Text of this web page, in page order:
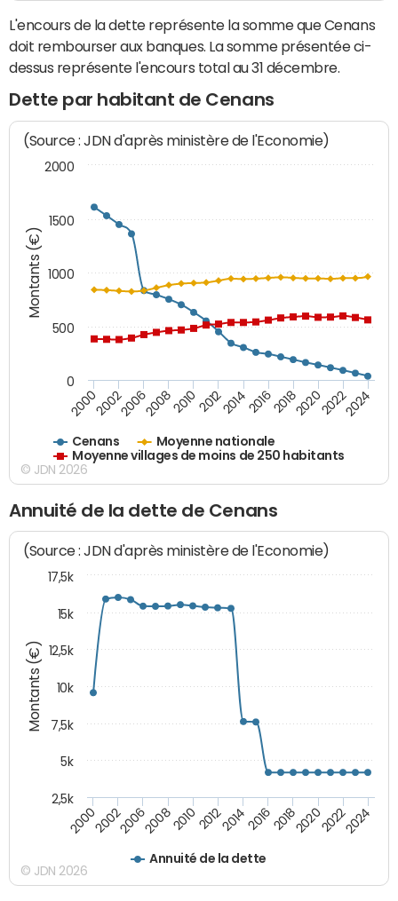
L'encours de la dette représente la somme que Cenans
doit rembourser aux banques. La somme présentée ci-
dessus représente l'encours total au 31 décembre.
Dette par habitant de Cenans
Montants (€)
(Source : JDN d'après ministère de l'Economie)
Cenans
Moyenne nationale
Moyenne villages de moins de 250 habitants
200020022006200820102012201420162018202020222024
0
500
1000
1500
2000
© JDN 2026
Annuité de la dette de Cenans
Montants (€)
(Source : JDN d'après ministère de l'Economie)
Annuité de la dette
200020022006200820102012201420162018202020222024
2,5k
5k
7,5k
10k
12,5k
15k
17,5k
© JDN 2026